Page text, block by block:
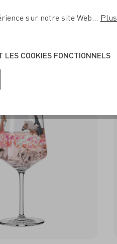
sur notre site Web... Plus
LES COOKIES FONCTIONNELS